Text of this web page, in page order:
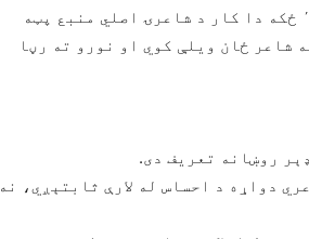
ډېرې زاویې شته چې برسیرن نظر پرې اچول مناسب نه دي٬ ځکه دا کار د شاعرۍ اصلي منبع پټه
شاعر ځان ویلې کوي او نورو ته رڼا
روښانه تعریف دی.
دواړه د احساس له لارې ثابتېږي، نه